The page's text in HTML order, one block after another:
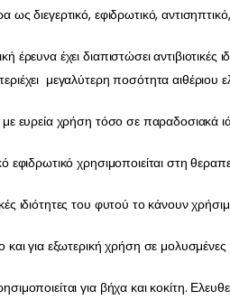
ως διεγερτικό, εφιδρωτικό,
έρευνα έχει διαπιστώσει
μεγαλύτερη ποσότητα αιθέριου
με ευρεία χρήση τόσο σε παραδοσιακά
εφιδρωτικό χρησιμοποιείται στη
ιδιότητες του φυτού το κάνουν
και για εξωτερική χρήση σε
για βήχα και κοκίτη.